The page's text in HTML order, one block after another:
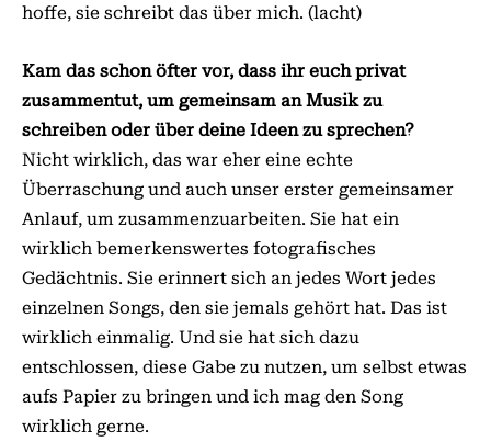
hoffe, sie schreibt das über mich. (lacht)
Kam das schon öfter vor, dass ihr euch privat
zusammentut, um ge­­meinsam an Musik zu
schreiben oder über deine Ideen zu sprechen?
Nicht wirklich, das war eher eine echte
Überraschung und auch unser erster gemeinsamer
Anlauf, um zusammenzuarbeiten. Sie hat ein
wirklich bemerkenswertes fotografisches
Gedächtnis. Sie erinnert sich an jedes Wort jedes
einzelnen Songs, den sie jemals gehört hat. Das ist
wirklich einmalig. Und sie hat sich dazu
entschlossen, diese Gabe zu nutzen, um selbst etwas
aufs Papier zu bringen und ich mag den Song
wirklich gerne.